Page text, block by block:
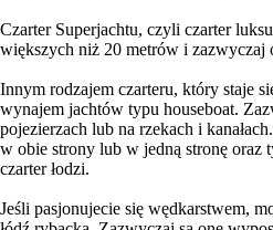
Czarter Superjachtu, czyli czarter
większych niż 20 metrów i zazwyczaj
Innym rodzajem czarteru, który staje
wynajem jachtów typu houseboat.
pojezierzach lub na rzekach i
w obie strony lub w jedną stronę
czarter łodzi.
Jeśli pasjonujecie się wędkarstwem,